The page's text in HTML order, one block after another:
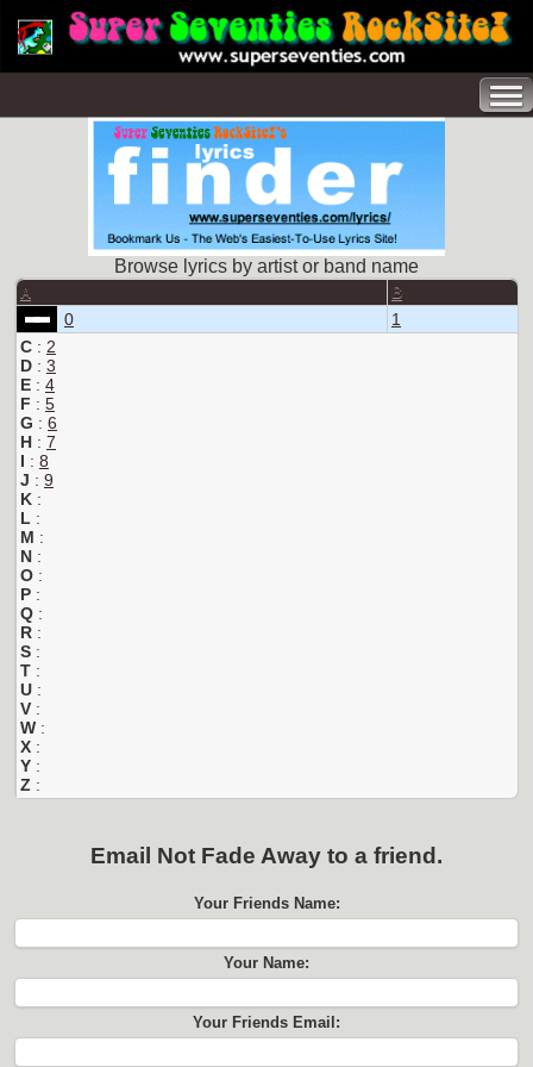
Browse lyrics by artist or band name
A B
0
1
C : 2
D : 3
E : 4
F : 5
G : 6
H : 7
I : 8
J : 9
K :
L :
M :
N :
O :
P :
Q :
R :
S :
T :
U :
V :
W :
X :
Y :
Z :
Email Not Fade Away to a friend.
Your Friends Name:
Your Name:
Your Friends Email: